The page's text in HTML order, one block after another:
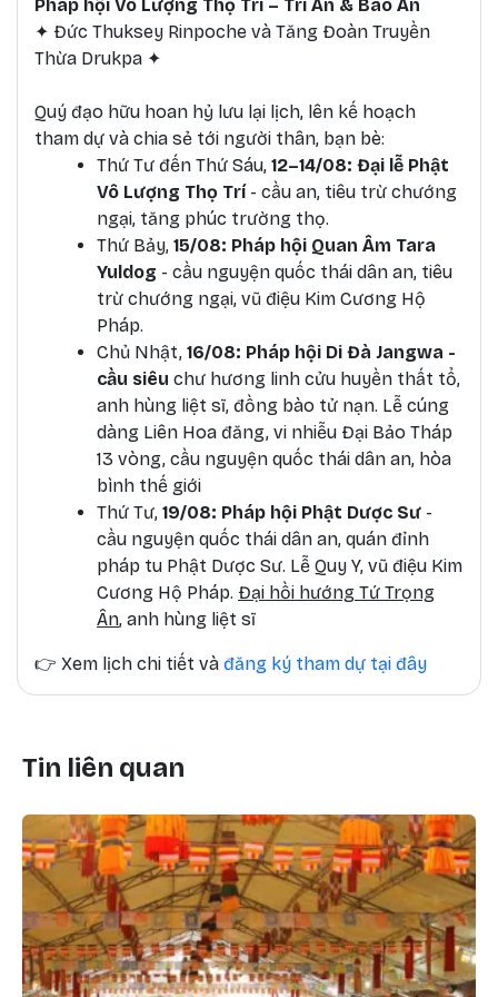
Pháp hội Vô Lượng Thọ Trí – Tri Ân & Báo Ân
✦ Đức Thuksey Rinpoche và Tăng Đoàn Truyền
Thừa Drukpa ✦
Quý đạo hữu hoan hỷ lưu lại lịch, lên kế hoạch
tham dự và chia sẻ tới người thân, bạn bè:
Thứ Tư đến Thứ Sáu, 12–14/08: Đại lễ Phật
Vô Lượng Thọ Trí - cầu an, tiêu trừ chướng
ngại, tăng phúc trường thọ.
Thứ Bảy, 15/08: Pháp hội Quan Âm Tara
Yuldog - cầu nguyện quốc thái dân an, tiêu
trừ chướng ngại, vũ điệu Kim Cương Hộ
Pháp.
Chủ Nhật, 16/08: Pháp hội Di Đà Jangwa -
cầu siêu chư hương linh cửu huyền thất tổ,
anh hùng liệt sĩ, đồng bào tử nạn. Lễ cúng
dàng Liên Hoa đăng, vi nhiễu Đại Bảo Tháp
13 vòng, cầu nguyện quốc thái dân an, hòa
bình thế giới
Thứ Tư, 19/08: Pháp hội Phật Dược Sư -
cầu nguyện quốc thái dân an, quán đỉnh
pháp tu Phật Dược Sư. Lễ Quy Y, vũ điệu Kim
Cương Hộ Pháp. Đại hồi hướng Tứ Trọng
Ân, anh hùng liệt sĩ
👉 Xem lịch chi tiết và đăng ký tham dự tại đây
Tin liên quan